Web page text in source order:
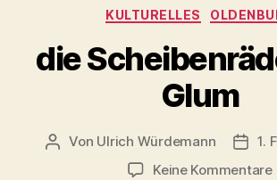
KULTURELLES
die
Glum
Beitragsautor
Von Ulrich Würdemann
1.
Keine Kommentarezu